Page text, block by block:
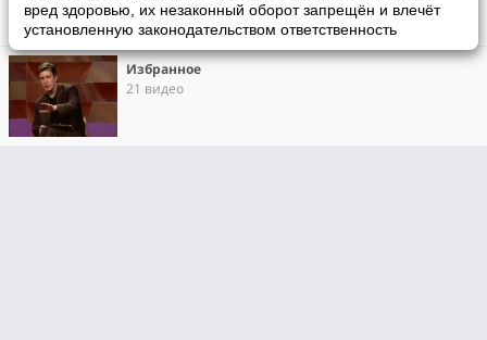
вред здоровью, их незаконный оборот запрещён и влечёт
установленную законодательством ответственность
Избранное
21 видео